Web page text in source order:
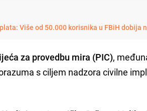
Više od 50.000 korisnika u FBiH dobija
za provedbu mira (PIC),
s ciljem nadzora civilne